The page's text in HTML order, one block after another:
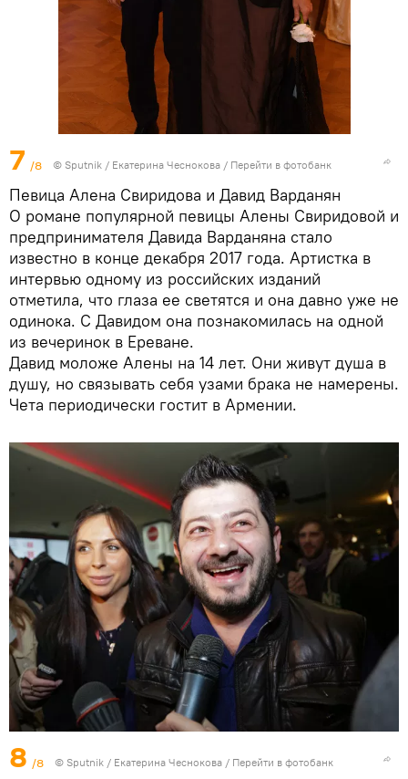
7 /8 © Sputnik / Екатерина Чеснокова / Перейти в фотобанк
Певица Алена Свиридова и Давид Варданян
О романе популярной певицы Алены Свиридовой и
предпринимателя Давида Варданяна стало
известно в конце декабря 2017 года. Артистка в
интервью одному из российских изданий
отметила, что глаза ее светятся и она давно уже не
одинока. С Давидом она познакомилась на одной
из вечеринок в Ереване.
Давид моложе Алены на 14 лет. Они живут душа в
душу, но связывать себя узами брака не намерены.
Чета периодически гостит в Армении.
8 /8 © Sputnik / Екатерина Чеснокова / Перейти в фотобанк